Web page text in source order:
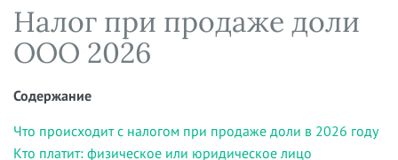
Преимущества юридической
фирмы
Кейсы
Вакансии
Налоговая практика
Сопровождение бизнеса
Защита активов
Ведение дел о банкротстве
Новости
Аудиоподкасты
Видеоподкасты
Справочная
Вебинары и семинары
Налог при продаже доли
ООО 2026
Содержание
Что происходит с налогом при продаже доли в 2026 году
Кто платит: физическое или юридическое лицо